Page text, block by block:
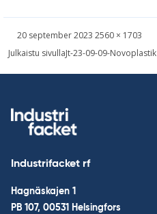
Skriven
20 september 2023 Bild
full
2560 × 1703
Inläggsnavigering
Julkaistu sivullaJt-23-09-09-Novoplastik
Industrifacket rf
Hagnäskajen 1
PB 107, 00531 Helsingfors